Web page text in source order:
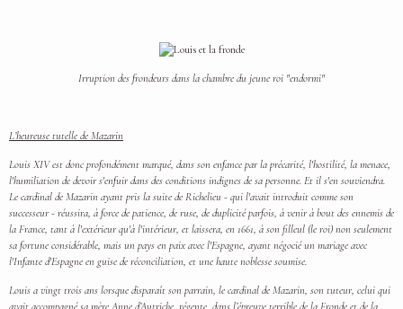
Irruption des frondeurs dans la chambre du jeune roi "endormi"
L’heureuse tutelle de Mazarin
Louis XIV est donc profondément marqué, dans son enfance par la précarité, l'hostilité, la menace,
l'humiliation de devoir s'enfuir dans des conditions indignes de sa personne. Et il s'en souviendra.
Le cardinal de Mazarin ayant pris la suite de Richelieu - qui l'avait introduit comme son
successeur - réussira, à force de patience, de ruse, de duplicité parfois, à venir à bout des ennemis de
la France, tant à l'extérieur qu'à l'intérieur, et laissera, en 1661, à son filleul (le roi) non seulement
sa fortune considérable, mais un pays en paix avec l'Espagne, ayant négocié un mariage avec
l'Infante d'Espagne en guise de réconciliation, et une haute noblesse soumise.
Louis a vingt trois ans lorsque disparaît son parrain, le cardinal de Mazarin, son tuteur, celui qui